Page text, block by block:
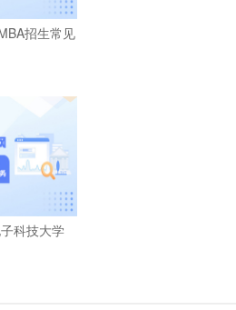
招生常见
科技大学